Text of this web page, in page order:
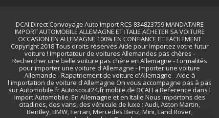
DCAI Direct Convoyage Auto Import RCS 834823759 MANDATAIRE
IMPORT AUTOMOBILE ALLEMAGNE ET ITALIE ACHETER SA VOITURE
OCCASION EN ALLEMAGNE 100% EN CONFIANCE ET FACILEMENT
Copyright 2018 Tous droits réservés Aide pour Importez votre futur
voiture ! Importateur de voitures Allemandes pas chères -
Rechercher une belle voiture pas chère en Allemagne - Formalités
pour importer une voiture d'Allemagne - Importer une voiture
Allemande - Rapatriement de voiture d'Allemagne - Aide à
l'importation de voiture d'Allemagne On vous accompagne pas à pas
sur Automobile.fr Autoscout24.fr mobile.de DCAI La Reference dans l
import Automobile. En Allemagne et en Italie Nous importons des
citadines, des vans, des véhicule de luxe : Audi, Aston Martin,
Bentley, BMW, Ferrari, Mercedes Benz, Mini, Land Rover,